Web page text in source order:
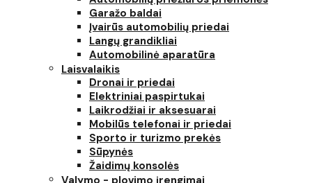
Garažo baldai
Įvairūs automobilių priedai
Langų grandikliai
Automobilinė aparatūra
Laisvalaikis
Dronai ir priedai
Elektriniai paspirtukai
Laikrodžiai ir aksesuarai
Mobilūs telefonai ir priedai
Sporto ir turizmo prekės
Sūpynės
Žaidimų konsolės
Valymo - plovimo įrengimai